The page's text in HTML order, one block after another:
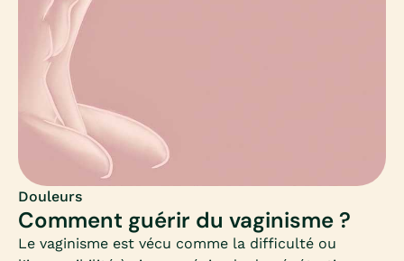
sur toute la vulve.Ces douleurs vulvaires ne
présentent pas forcément de lésions, peuvent
s’estomper, et réapparaitre.Quels sont les
symptômes d’une vulvodynie ? Existe-t-il plusieurs
formes de vulvodynie ? Quels sont les causes et les
traitements ?Symptômes, diagnostic, causes et
traitements, Mia fait le point.
Douleurs
Comment guérir du vaginisme ?
Le vaginisme est vécu comme la difficulté ou